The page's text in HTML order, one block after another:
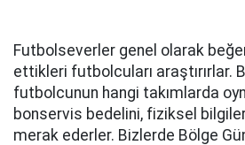
Futbolseverler genel olarak
ettikleri futbolcuları araştırırlar.
futbolcunun hangi takımlarda
bonservis bedelini, fiziksel
merak ederler. Bizlerde Bölge